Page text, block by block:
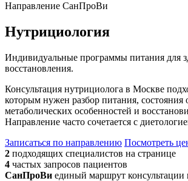
Направление СанПроВи
Нутрициология
Индивидуальные программы питания для
восстановления.
Консультация нутрициолога в Москве
которым нужен разбор питания, состояния
метаболических особенностей и
Направление часто сочетается с
Записаться по направлению Посмотреть
2 подходящих специалистов на странице
4 частых запросов пациентов
СанПроВи единый маршрут консультации